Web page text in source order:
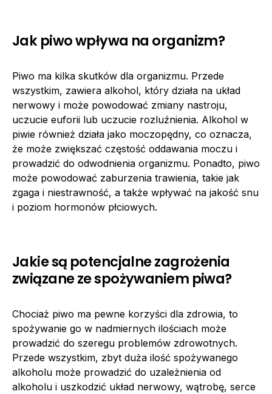
Jak piwo wpływa na organizm?
Piwo ma kilka skutków dla organizmu. Przede
wszystkim, zawiera alkohol, który działa na układ
nerwowy i może powodować zmiany nastroju,
uczucie euforii lub uczucie rozluźnienia. Alkohol w
piwie również działa jako moczopędny, co oznacza,
że może zwiększać częstość oddawania moczu i
prowadzić do odwodnienia organizmu. Ponadto, piwo
może powodować zaburzenia trawienia, takie jak
zgaga i niestrawność, a także wpływać na jakość snu
i poziom hormonów płciowych.
Jakie są potencjalne zagrożenia
związane ze spożywaniem piwa?
Chociaż piwo ma pewne korzyści dla zdrowia, to
spożywanie go w nadmiernych ilościach może
prowadzić do szeregu problemów zdrowotnych.
Przede wszystkim, zbyt duża ilość spożywanego
alkoholu może prowadzić do uzależnienia od
alkoholu i uszkodzić układ nerwowy, wątrobę, serce